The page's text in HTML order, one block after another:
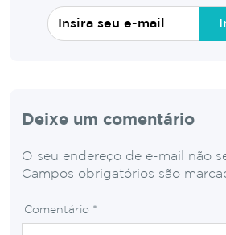
Deixe um comentário
O seu endereço de e-mail não
Campos obrigatórios são
Comentário *